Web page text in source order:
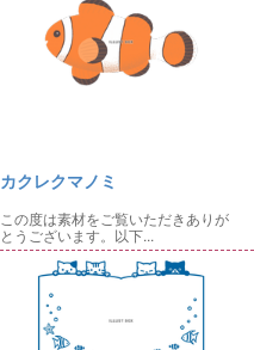
カクレクマノミ
この度は素材をご覧いただきありが
とうございます。以下...